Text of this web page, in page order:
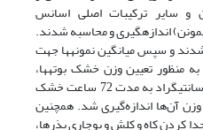
سایر ترکیبات اصلی اسانس
اندازه­گیری و محاسبه شدند.
شدند و سپس میانگین نمونه­ها جهت
منظور تعیین وزن خشک بوته­ها،
نمونه­ها در آونی با دمای 70 درجه سانتی­گراد به مدت 72 ساعت خشک
آن‌ها اندازه‌گیری شد. همچنین
کردن کاه و کلش و بوجاری بذرها،